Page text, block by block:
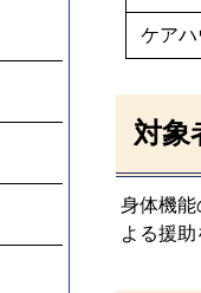
ケアハ
対象
身体機能
よる援